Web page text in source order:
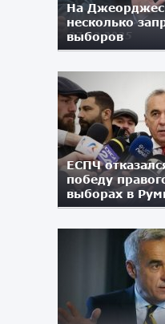
На
несколько
выборов
27.02.2025
ЕСПЧ
победу
выборах в
22.01.2025